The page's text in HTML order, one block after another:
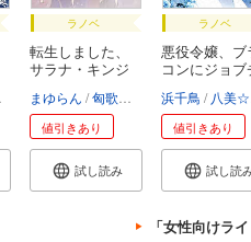
ラノベ
転生しました、
サラナ・キンジ
まゆらん 匈歌ハトリ
値引きあり
試し読み
ラノベ
悪役令嬢、ブ
コンにジョブ
浜千鳥 八美☆わん
値引きあり
試し読
「女性向けラ